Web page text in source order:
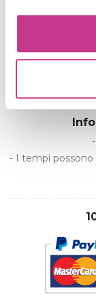
- I tempi possono